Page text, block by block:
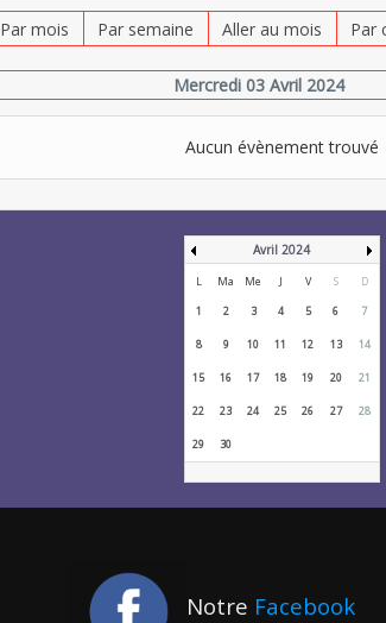
Par mois Par semaine Aller au mois Par
Mercredi 03 Avril 2024
Aucun évènement trouvé
Avril 2024
L Ma Me J V S
D
1
2 3 4 5 6 7
8 9 10 11 12 13 14
15 16 17 18 19 20 21
22 23 24 25 26 27 28
29 30
Notre Facebook